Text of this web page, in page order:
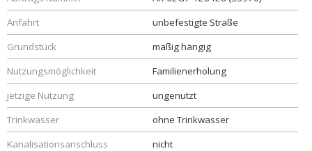
Anfahrt
unbefestigte Straße
Grundstück
maßig hängig
Nutzungsmöglichkeit
Familienerholung
jetzige Nutzung
ungenutzt
Trinkwasser
ohne Trinkwasser
Kanalisationsanschluss
nicht